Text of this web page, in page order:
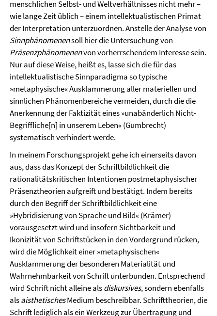
menschlichen Selbst- und Weltverhältnisses nicht mehr –
wie lange Zeit üblich – einem intellektualistischen Primat
der Interpretation unterzuordnen. Anstelle der Analyse von
Sinnphänomenensoll hier die Untersuchung von
Präsenzphänomenenvon vorherrschendem Interesse sein.
Nur auf diese Weise, heißt es, lasse sich die für das
intellektualistische Sinnparadigma so typische
»metaphysische« Ausklammerung aller materiellen und
sinnlichen Phänomenbereiche vermeiden, durch die die
Anerkennung der Faktizität eines »unabänderlich Nicht-
Begriffliche[n] in unserem Leben« (Gumbrecht)
systematisch verhindert werde.
In meinem Forschungsprojekt gehe ich einerseits davon
aus, dass das Konzept der Schriftbildlichkeit die
rationalitätskritischen Intentionen postmetaphysischer
Präsenztheorien aufgreift und bestätigt. Indem bereits
durch den Begriff der Schriftbildlichkeit eine
»Hybridisierung von Sprache und Bild« (Krämer)
vorausgesetzt wird und insofern Sichtbarkeit und
Ikonizität von Schriftstücken in den Vordergrund rücken,
wird die Möglichkeit einer »metaphysischen«
Ausklammerung der besonderen Materialität und
Wahrnehmbarkeit von Schrift unterbunden. Entsprechend
wird Schrift nicht alleine alsdiskursives, sondern ebenfalls
alsaisthetischesMedium beschreibbar. Schrifttheorien, die
Schrift lediglich als ein Werkzeug zur Übertragung und